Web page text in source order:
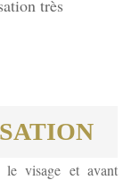
très
le visage et avant